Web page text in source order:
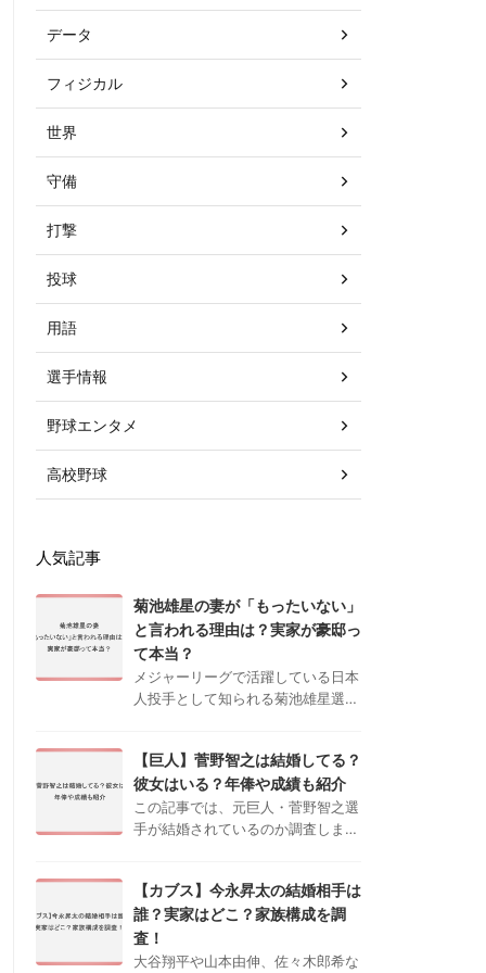
データ
フィジカル
世界
守備
打撃
投球
用語
選手情報
野球エンタメ
高校野球
人気記事
菊池雄星の妻が「もったいない」
と言われる理由は？実家が豪邸っ
て本当？
メジャーリーグで活躍している日本
人投手として知られる菊池雄星選手
いう声が上がっており、プライベー
トにも注目が集まっています。 本
記事では …
【巨人】菅野智之は結婚してる？
彼女はいる？年俸や成績も紹介
この記事では、元巨人・菅野智之選
手が結婚されているのか調査しまし
野球。今シーズンも自身の好きなチ
ームを応援するために現地の球場に
見に行く …
【カブス】今永昇太の結婚相手は
誰？実家はどこ？家族構成を調
査！
大谷翔平や山本由伸、佐々木郎希な